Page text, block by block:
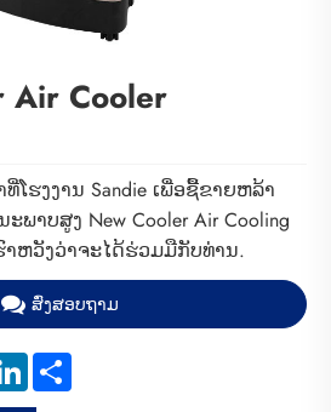
Air Cooler
ໂຮງງານ Sandie ເພື່ອຊື້ຂາຍຫລ້າ
າບສູງ New Cooler Air Cooling
ຮົາຫວັງວ່າຈະໄດ້ຮ່ວມມືກັບທ່ານ.
ສົ່ງສອບຖາມ
LinkedIn